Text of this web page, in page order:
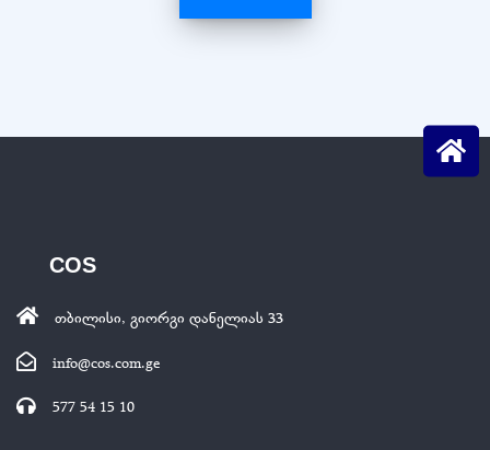
COS
თბილისი, გიორგი დანელიას 33
info@cos.com.ge
577 54 15 10